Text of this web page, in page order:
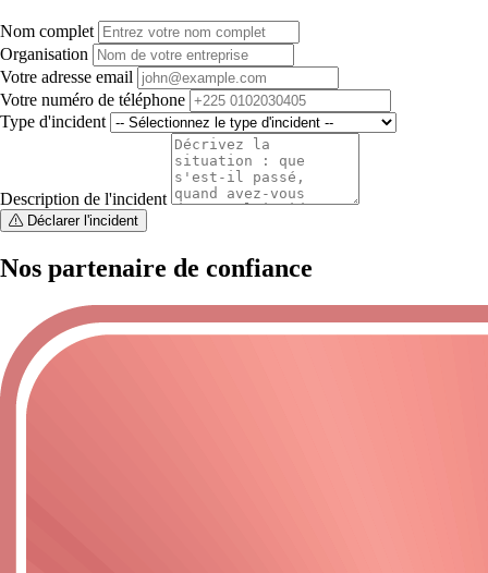
Nom complet
Organisation
Votre adresse email
Votre numéro de téléphone
Type d'incident
Description de l'incident
Déclarer l'incident
Nos partenaire de confiance